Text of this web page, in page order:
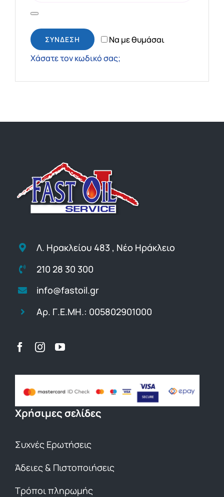
ΕΠΙΚΟΙΝΩΝΙΑ Να με θυμάσαι
ΣΎΝΔΕΣΗ
Χάσατε τον κωδικό σας;
Λ. Ηρακλείου 483 , Νέο Ηράκλειο
210 28 30 300
info@fastoil.gr
Αρ. Γ.Ε.ΜΗ.: 005802901000
Χρήσιμες σελίδες
Συχνές Ερωτήσεις
Άδειες & Πιστοποιήσεις
Τρόποι πληρωμής